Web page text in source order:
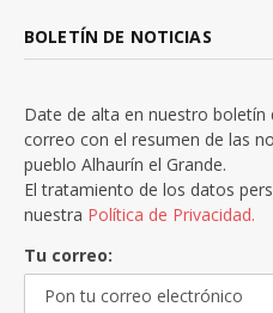
BOLETÍN DE NOTICIAS
Date de alta en nuestro boletín
correo con el resumen de las
pueblo Alhaurín el Grande.
El tratamiento de los datos
nuestra Política de Privacidad.
Tu correo: